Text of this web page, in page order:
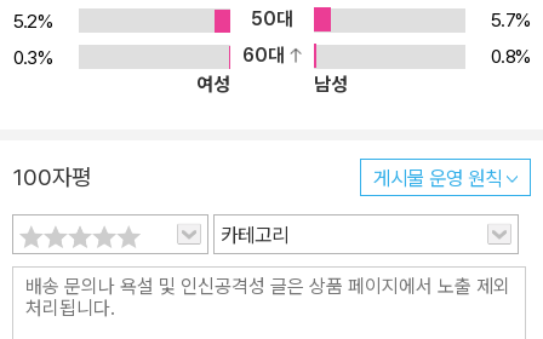
들었다. 수학 퍼즐의 매력은 수학적 상상력을 키우는 데 도움을 줄 뿐
만 아니라, 문제를 스스로의 힘으로 풀었을 때 무엇과도 비교할 수 없
는 커다란 쾌감을 준다는 데 있다. 아무쪼록 이 책이 수학을 즐기면서
특장 ● 도형·계산·확률·패러독스를 소재로 한 체계적인 구성 수학 퍼
즐에는 다양한 유형이 있다. 이 책에서는, 가장 흔한 유형이라고도 할
수 있는 계산과 도형 퍼즐은 물론, 확률에 관한 퍼즐도 별도의 장으로
다루면서 다양한 퍼즐을 제공한다. 또 하나의 특별한 내용은 논리 패
러독스이다. ‘아킬레스와 거북’ ‘2=1의 증명’ ‘쌍둥이 패러독스’ 등,
전제에 아무런 문제가 없어 보이는데도 이해할 수 없는 결론이 유도
5.2%
50대
5.7%
0.3%
60대
0.8%
여성
남성
100자평 게시물 운영 원칙
카테고리